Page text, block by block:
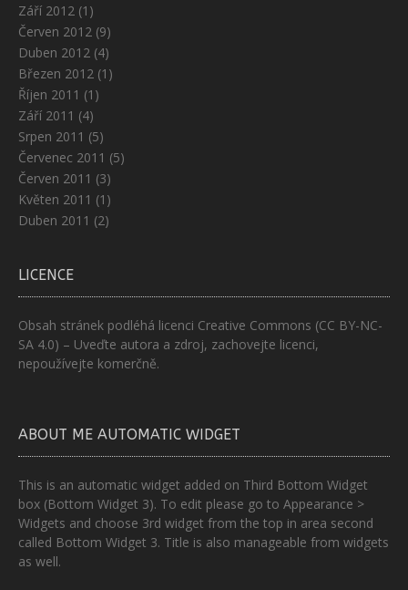
Září 2012 (1)
Červen 2012 (9)
Duben 2012 (4)
Březen 2012 (1)
Říjen 2011 (1)
Září 2011 (4)
Srpen 2011 (5)
Červenec 2011 (5)
Červen 2011 (3)
Květen 2011 (1)
Duben 2011 (2)
LICENCE
Obsah stránek podléhá licenci Creative Commons (CC BY-NC-
SA 4.0) – Uveďte autora a zdroj, zachovejte licenci,
nepoužívejte komerčně.
ABOUT ME AUTOMATIC WIDGET
This is an automatic widget added on Third Bottom Widget
box (Bottom Widget 3). To edit please go to Appearance >
Widgets and choose 3rd widget from the top in area second
called Bottom Widget 3. Title is also manageable from widgets
as well.